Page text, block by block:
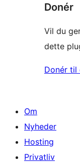
Donér
Vil du
dette
Donér til
Om
Nyheder
Hosting
Privatliv